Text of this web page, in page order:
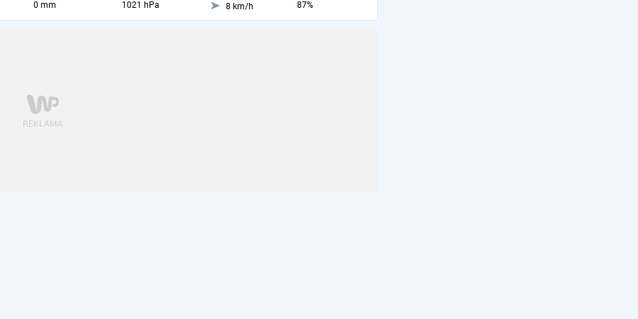
0 mm
1021 hPa
8 km/h
87%